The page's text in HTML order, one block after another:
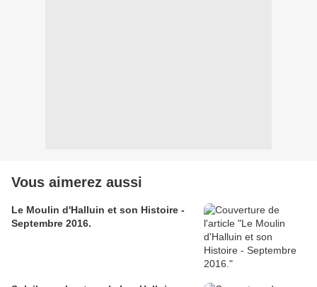
Vous aimerez aussi
Le Moulin d'Halluin et son Histoire -
Septembre 2016.